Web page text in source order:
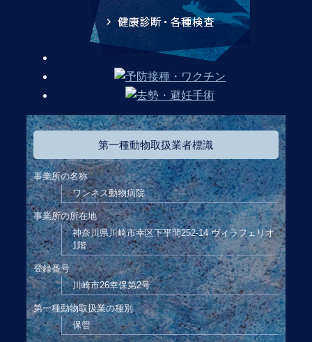
第一種動物取扱業者標識
事業所の名称
ワンネス動物病院
事業所の所在地
神奈川県川崎市幸区下平間252-14 ヴィラフェリオ
1階
登録番号
川崎市26幸保第2号
第一種動物取扱業の種別
保管